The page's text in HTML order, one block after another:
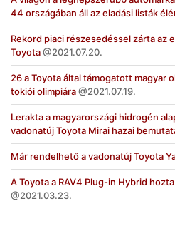
44 országában áll az eladási listák
Rekord piaci részesedéssel zárta az
Toyota
2021.07.20.
26 a Toyota által támogatott magyar
tokiói olimpiára
2021.07.19.
Lerakta a magyarországi hidrogén
vadonatúj Toyota Mirai hazai
Már rendelhető a vadonatúj Toyota
A Toyota a RAV4 Plug-in Hybrid
2021.03.23.